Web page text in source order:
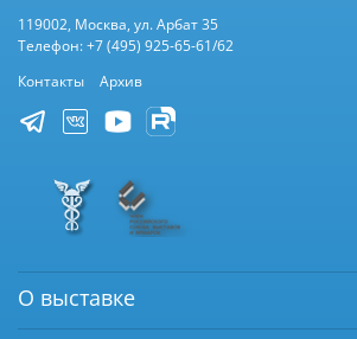
119002, Москва, ул. Арбат 35
Телефон: +7 (495) 925-65-61/62
Контакты
Архив
О выставке